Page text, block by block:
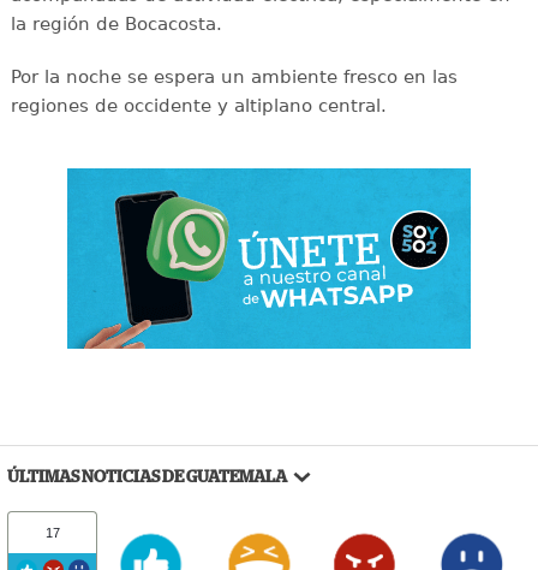
la región de Bocacosta.
Por la noche se espera un ambiente fresco en las
regiones de occidente y altiplano central.
ÚLTIMAS NOTICIAS DE GUATEMALA
17